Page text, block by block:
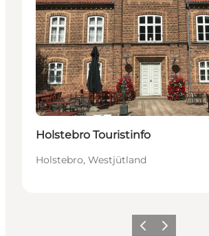
Holstebro Touristinfo
Holstebro, Westjütland
ZurückWeiter